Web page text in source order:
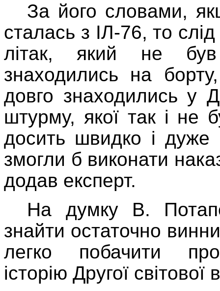
За його словами,
сталась з ІЛ-76, то
літак, який не
знаходились на
довго знаходились у
штурму, якої так і не
досить швидко і
змогли б виконати
додав експерт.
На думку В.
знайти остаточно
легко побачити
історію Другої